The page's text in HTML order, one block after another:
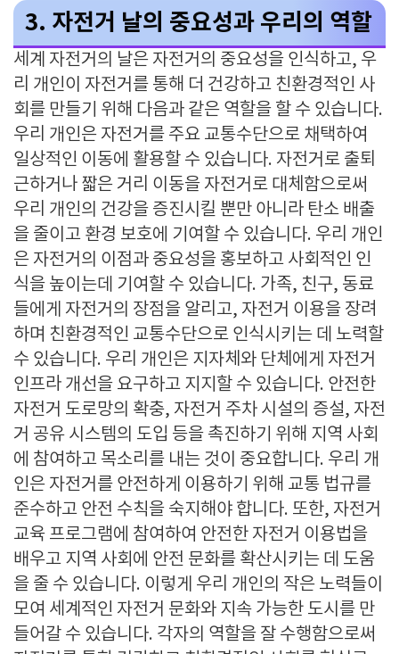
3. 자전거 날의 중요성과 우리의 역할
세계 자전거의 날은 자전거의 중요성을 인식하고, 우
리 개인이 자전거를 통해 더 건강하고 친환경적인 사
회를 만들기 위해 다음과 같은 역할을 할 수 있습니다.
우리 개인은 자전거를 주요 교통수단으로 채택하여
일상적인 이동에 활용할 수 있습니다. 자전거로 출퇴
근하거나 짧은 거리 이동을 자전거로 대체함으로써
우리 개인의 건강을 증진시킬 뿐만 아니라 탄소 배출
을 줄이고 환경 보호에 기여할 수 있습니다. 우리 개인
은 자전거의 이점과 중요성을 홍보하고 사회적인 인
식을 높이는데 기여할 수 있습니다. 가족, 친구, 동료
들에게 자전거의 장점을 알리고, 자전거 이용을 장려
하며 친환경적인 교통수단으로 인식시키는 데 노력할
수 있습니다. 우리 개인은 지자체와 단체에게 자전거
인프라 개선을 요구하고 지지할 수 있습니다. 안전한
자전거 도로망의 확충, 자전거 주차 시설의 증설, 자전
거 공유 시스템의 도입 등을 촉진하기 위해 지역 사회
에 참여하고 목소리를 내는 것이 중요합니다. 우리 개
인은 자전거를 안전하게 이용하기 위해 교통 법규를
준수하고 안전 수칙을 숙지해야 합니다. 또한, 자전거
교육 프로그램에 참여하여 안전한 자전거 이용법을
배우고 지역 사회에 안전 문화를 확산시키는 데 도움
을 줄 수 있습니다. 이렇게 우리 개인의 작은 노력들이
모여 세계적인 자전거 문화와 지속 가능한 도시를 만
들어갈 수 있습니다. 각자의 역할을 잘 수행함으로써